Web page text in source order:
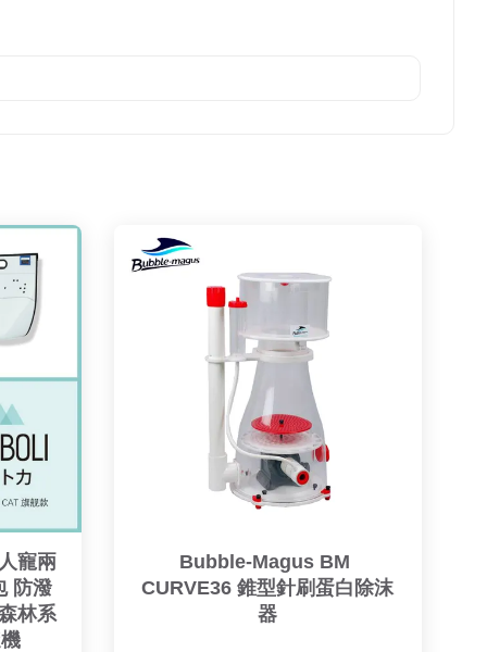
寵兩
防潑
林系
Bubble-Magus BM
CURVE36 錐型針刷蛋白除沫
器